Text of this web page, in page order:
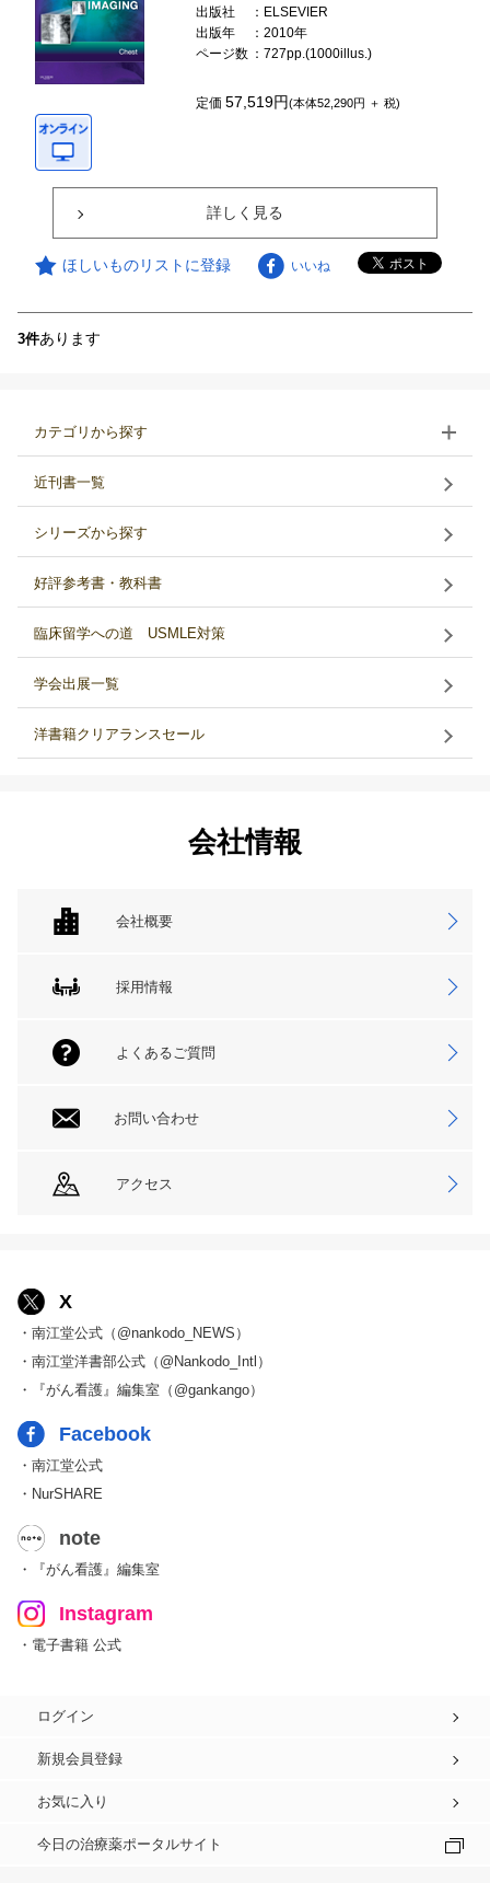
出版社
：ELSEVIER
出版年
：2010年
ページ数 ：727pp.(1000illus.)
定価57,519円(本体52,290円 ＋ 税)
詳しく見る
ほしいものリストに登録 いいね
3件あります
カテゴリから探す
近刊書一覧
シリーズから探す
好評参考書・教科書
臨床留学への道 USMLE対策
学会出展一覧
洋書籍クリアランスセール
会社情報
会社概要
採用情報
よくあるご質問
お問い合わせ
アクセス
X
・南江堂公式（@nankodo_NEWS）
・南江堂洋書部公式（@Nankodo_Intl）
・『がん看護』編集室（@gankango）
Facebook
・南江堂公式
・NurSHARE
note
・『がん看護』編集室
Instagram
・電子書籍 公式
ログイン
新規会員登録
お気に入り
今日の治療薬ポータルサイト